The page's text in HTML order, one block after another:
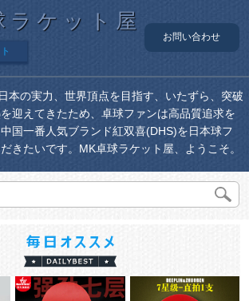
ラケット屋
お問い合わせ
本の実力、世界頂点を目指す、いたずら、突破
迎えてきたため、卓球ファンは高品質追求を
国一番人気ブランド紅双喜(DHS)を日本球フ
きたいです。MK卓球ラケット屋、ようこそ。